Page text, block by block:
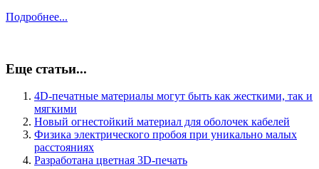
Подробнее...
Еще статьи...
4D-печатные материалы могут быть как жесткими, так и
мягкими
Новый огнестойкий материал для оболочек кабелей
Физика электрического пробоя при уникально малых
расстояниях
Разработана цветная 3D-печать